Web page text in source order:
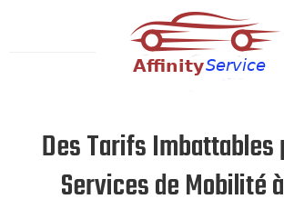
Des Tarifs Imbattables
Services de Mobilité